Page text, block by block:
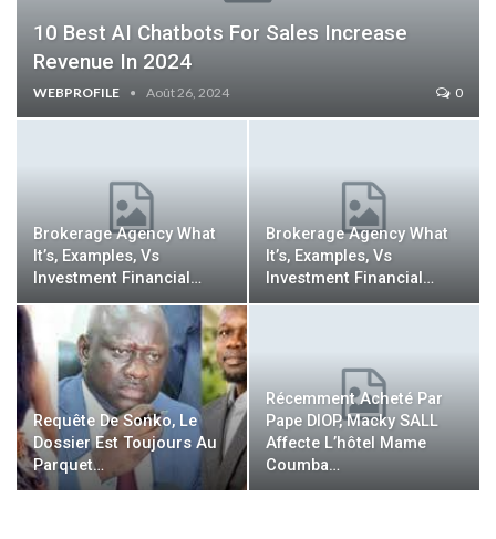
10 Best AI Chatbots For Sales Increase
Revenue In 2024
WEBPROFILE Août 26, 2024 0
Brokerage Agency What
It’s, Examples, Vs
Investment Financial…
Brokerage Agency What
It’s, Examples, Vs
Investment Financial…
Requête De Sonko, Le
Dossier Est Toujours Au
Parquet…
Récemment Acheté Par
Pape DIOP, Macky SALL
Affecte L’hôtel Mame
Coumba…